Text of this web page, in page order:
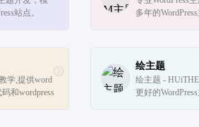
站点。
多年的
学,提供word
和wordpress
绘主题
绘主题 -
更好的